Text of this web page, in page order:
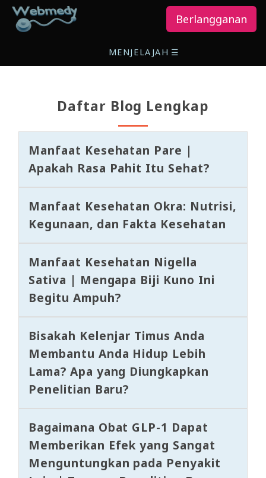
Berlangganan
MENJELAJAH ☰
Daftar Blog Lengkap
Manfaat Kesehatan Pare |
Apakah Rasa Pahit Itu Sehat?
Manfaat Kesehatan Okra: Nutrisi,
Kegunaan, dan Fakta Kesehatan
Manfaat Kesehatan Nigella
Sativa | Mengapa Biji Kuno Ini
Begitu Ampuh?
Bisakah Kelenjar Timus Anda
Membantu Anda Hidup Lebih
Lama? Apa yang Diungkapkan
Penelitian Baru?
Bagaimana Obat GLP-1 Dapat
Memberikan Efek yang Sangat
Menguntungkan pada Penyakit